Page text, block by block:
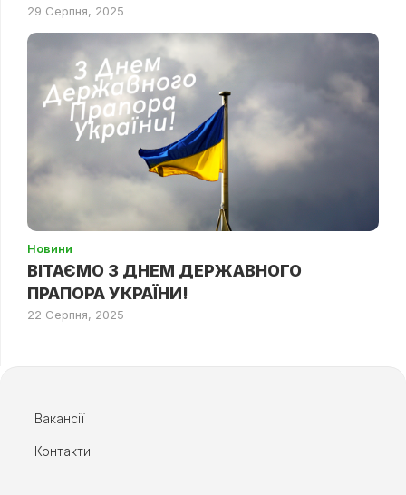
29 Серпня, 2025
Новини
ВІТАЄМО З ДНЕМ ДЕРЖАВНОГО
ПРАПОРА УКРАЇНИ!
22 Серпня, 2025
Вакансії
Контакти